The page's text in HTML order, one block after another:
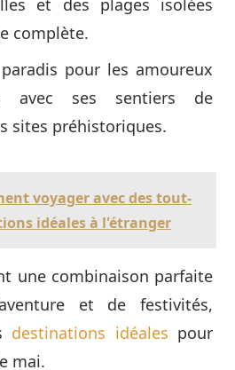
complète.
pour les amoureux
avec ses sentiers de
sites préhistoriques.
voyager avec des tout-
idéales à l'étranger
une combinaison parfaite
et de festivités,
destinations idéales pour
mai.